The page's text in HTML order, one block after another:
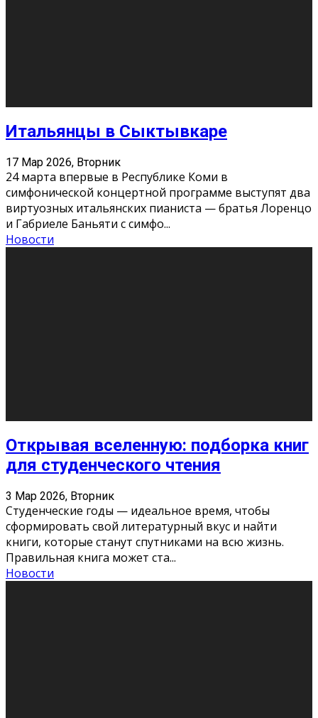
Открывая вселенную: подборка книг
3 Мар 2026, Вторник
Студенческие годы — идеальное время, чтобы
сформировать свой литературный вкус и найти
книги, которые станут спутниками на всю жизнь.
Правильная книга может ста
Как бороться со стрессом
11 Фев 2026, Среда
Стресс – нормальная реакция организма, когда
факторов, воздействующих на твой организм
больше, чем ресурсов. Есть советы, как бороться со
стрессовым состояни ...
Новости